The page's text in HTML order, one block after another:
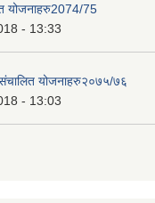
योजनाहरु2074/75
- 13:33
संचालित योजनाहरु२०७५/७६
- 13:03